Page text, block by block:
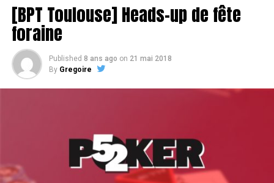
[BPT Toulouse] Heads-up de fête
foraine
Published 8 ans ago on 21 mai 2018
By Gregoire